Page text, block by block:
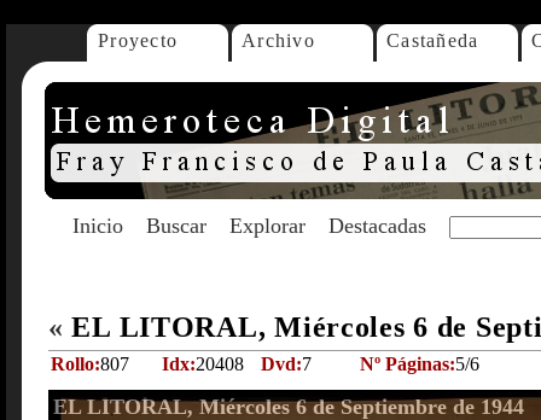
Proyecto Archivo Castañeda
Inicio Buscar Explorar Destacadas
« EL LITORAL, Miércoles 6 de
Rollo:807 Idx:20408 Dvd:7 Nº Páginas:5/6
EL LITORAL, Miércoles 6 de Septiembre de 1944